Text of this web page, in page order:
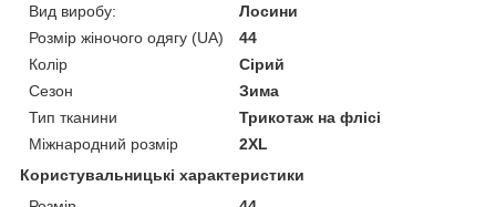
Вид виробу:
Лосини
Розмір жіночого одягу (UA)
44
Колір
Сірий
Сезон
Зима
Тип тканини
Трикотаж на флісі
Міжнародний розмір
2XL
Користувальницькі характеристики